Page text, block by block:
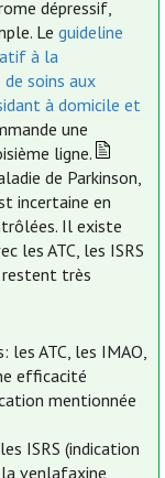
dépressif,
Le guideline
à la
soins aux
à domicile et
une
ligne.
de Parkinson,
incertaine en
Il existe
les ATC, les ISRS
restent très
les ATC, les IMAO,
efficacité
mentionnée
ISRS (indication
venlafaxine